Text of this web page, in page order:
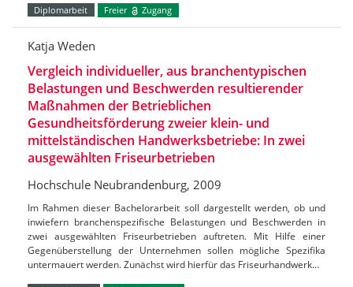
Diplomarbeit Freier Zugang
Katja Weden
Vergleich individueller, aus branchentypischen
Belastungen und Beschwerden resultierender
Maßnahmen der Betrieblichen
Gesundheitsförderung zweier klein- und
mittelständischen Handwerksbetriebe: In zwei
ausgewählten Friseurbetrieben
Hochschule Neubrandenburg, 2009
Im Rahmen dieser Bachelorarbeit soll dargestellt werden, ob und
inwiefern branchenspezifische Belastungen und Beschwerden in
zwei ausgewählten Friseurbetrieben auftreten. Mit Hilfe einer
Gegenüberstellung der Unternehmen sollen mögliche Spezifika
untermauert werden. Zunächst wird hierfür das Friseurhandwerk…